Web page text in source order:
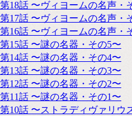
第18話 〜ヴィヨームの名声・
第17話 〜ヴィヨームの名声・
第16話 〜ヴィヨームの名声・
第15話 〜謎の名器・その5〜
第14話 〜謎の名器・その4〜
第13話 〜謎の名器・その3〜
第12話 〜謎の名器・その2〜
第11話 〜謎の名器・その1〜
第10話 〜ストラディヴァリウ